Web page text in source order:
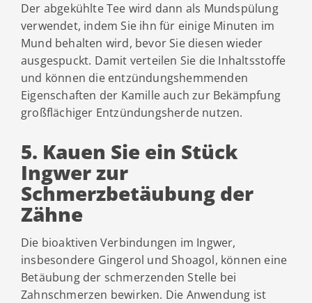
Der abgekühlte Tee wird dann als Mundspülung
verwendet, indem Sie ihn für einige Minuten im
Mund behalten wird, bevor Sie diesen wieder
ausgespuckt. Damit verteilen Sie die Inhaltsstoffe
und können die entzündungshemmenden
Eigenschaften der Kamille auch zur Bekämpfung
großflächiger Entzündungsherde nutzen.
5. Kauen Sie ein Stück
Ingwer zur
Schmerzbetäubung der
Zähne
Die bioaktiven Verbindungen im Ingwer,
insbesondere Gingerol und Shoagol, können eine
Betäubung der schmerzenden Stelle bei
Zahnschmerzen bewirken. Die Anwendung ist